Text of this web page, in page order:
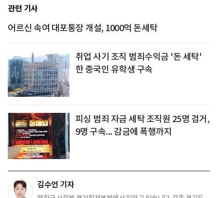
관련 기사
어르신 속여 대포통장 개설, 1000억 돈세탁
취업 사기 조직 범죄수익금 '돈 세탁'
한 중국인 유학생 구속
피싱 범죄 자금 세탁 조직원 25명 검거,
9명 구속... 감금에 폭행까지
김수언 기자